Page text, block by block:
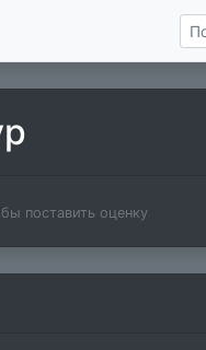
поставить оценку